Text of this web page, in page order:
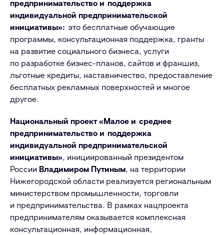
предпринимательство и поддержка
индивидуальной предпринимательской
инициативы»: это бесплатные обучающие
программы, консультационная поддержка, гранты
на развитие социального бизнеса, услуги
по разработке бизнес-планов, сайтов и франшиз,
льготные кредиты, наставничество, предоставление
бесплатных рекламных поверхностей и многое
другое.
Национальный проект «Малое и среднее
предпринимательство и поддержка
индивидуальной предпринимательской
инициативы», инициированный президентом
России Владимиром Путиным, на территории
Нижегородской области реализуется региональным
министерством промышленности, торговли
и предпринимательства. В рамках нацпроекта
предпринимателям оказывается комплексная
консультационная, информационная,